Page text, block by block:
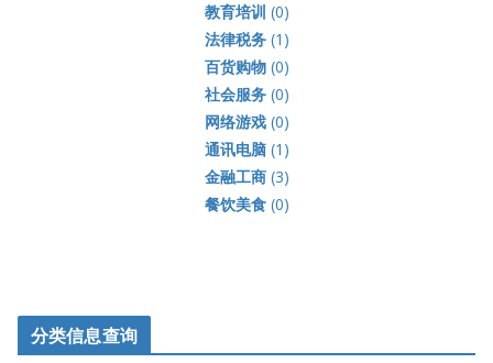
教育培训 (0)
法律税务(1)
百货购物(0)
社会服务(0)
网络游戏(0)
通讯电脑(1)
金融工商(3)
餐饮美食(0)
分类信息查询